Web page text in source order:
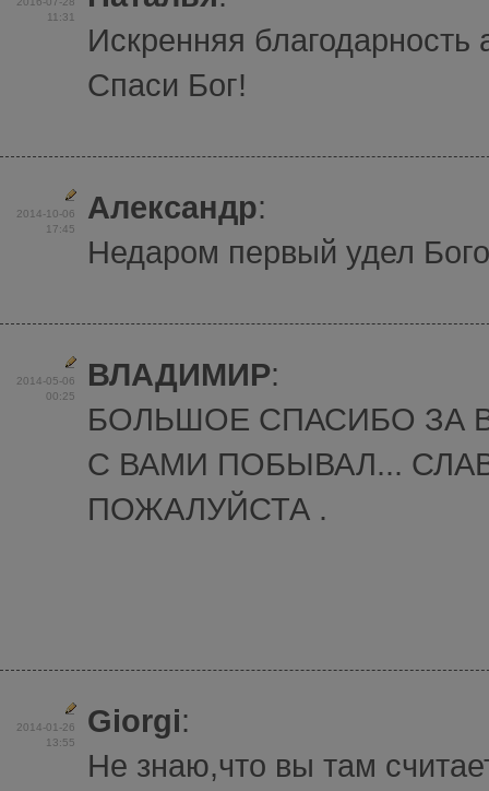
11:31
Искренняя благодарность
Спаси Бог!
2014-10-06
17:45
Александр:
Недаром первый удел
2014-05-06
00:25
ВЛАДИМИР:
БОЛЬШОЕ СПАСИБО ЗА
С ВАМИ ПОБЫВАЛ...
ПОЖАЛУЙСТА .
2014-01-26
13:55
Giorgi:
Не знаю,что вы там